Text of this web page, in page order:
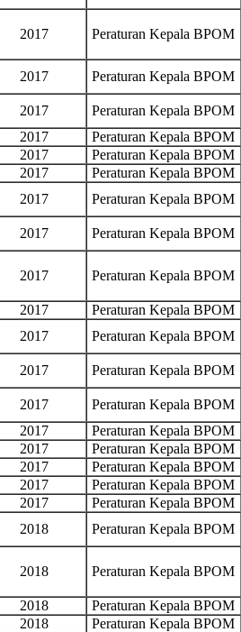
2017 Peraturan Kepala BPOM
2017 Peraturan Kepala BPOM
2017 Peraturan Kepala BPOM
2017 Peraturan Kepala BPOM
2017 Peraturan Kepala BPOM
2017 Peraturan Kepala BPOM
2017 Peraturan Kepala BPOM
2017 Peraturan Kepala BPOM
2017 Peraturan Kepala BPOM
2017 Peraturan Kepala BPOM
2017 Peraturan Kepala BPOM
2017 Peraturan Kepala BPOM
2017 Peraturan Kepala BPOM
2017 Peraturan Kepala BPOM
2017 Peraturan Kepala BPOM
2017 Peraturan Kepala BPOM
2017 Peraturan Kepala BPOM
2017 Peraturan Kepala BPOM
2018 Peraturan Kepala BPOM
2018 Peraturan Kepala BPOM
2018 Peraturan Kepala BPOM
2018 Peraturan Kepala BPOM